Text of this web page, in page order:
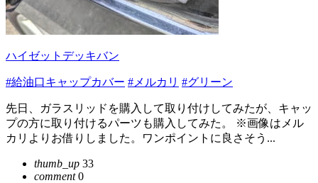
ハイゼットデッキバン
#給油口キャップカバー #メルカリ #グリーン
先日、ガラスリッドを購入して取り付けしてみたが、キャッ
プの方に取り付けるパーツも購入してみた。 ※画像はメル
カリよりお借りしました。ワンポイントに良さそう...
thumb_up 33
comment0